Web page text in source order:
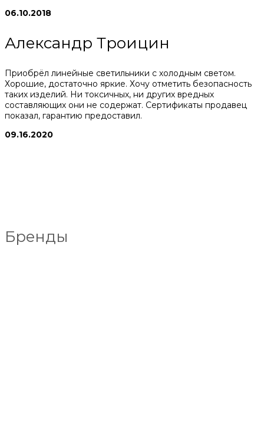
06.10.2018
Александр Троицин
Приобрёл линейные светильники с холодным светом.
Хорошие, достаточно яркие. Хочу отметить безопасность
таких изделий. Ни токсичных, ни других вредных
составляющих они не содержат. Сертификаты продавец
показал, гарантию предоставил.
09.16.2020
Бренды